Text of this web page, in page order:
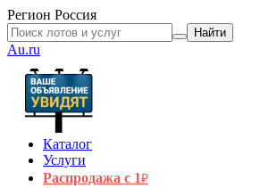
Регион Россия
Найти
Au.ru
Каталог
Услуги
Распродажа с 1₽